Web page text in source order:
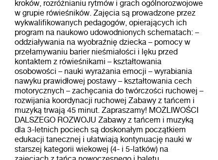
kroków, rozróżnianiu rytmów i grach ogólnorozwojowe
w grupie rówieśników. Zajęcia są prowadzone przez
wykwalifikowanych pedagogów, opierających ich
program na naukowo udowodnionych schematach: –
oddziaływania na wyobraźnię dziecka – pomocy w
przełamywaniu barier nieśmiałości i lęku przed
kontaktem z rówieśnikami – kształtowania
osobowości – nauki wyrażania emocji – wyrabiania
nawyku prawidłowej postawy – kształtowania cech
motorycznych – zachęcania do twórczości ruchowej –
rozwijania koordynacji ruchowej Zabawy z tańcem i
muzyką trwają 45 minut. Zapraszamy! MOŻLIWOŚCI
DALSZEGO ROZWOJU Zabawy z tańcem i muzyką
dla 3-letnich pociech są doskonałym początkiem
edukacji tanecznej i ułatwiają kontynuację nauki w
starszej kategorii wiekowej (4- i 5-latków) na